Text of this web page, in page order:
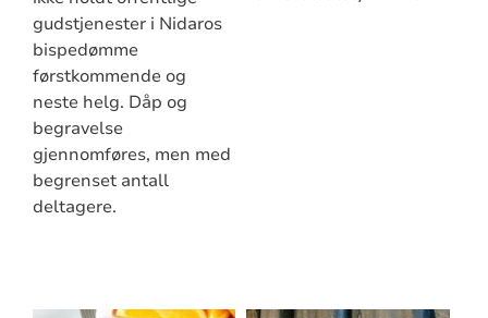
gudstjenester i Nidaros
bispedømme
førstkommende og
neste helg. Dåp og
begravelse
gjennomføres, men med
begrenset antall
deltagere.